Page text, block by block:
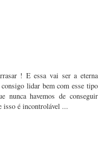
! E essa vai ser a eterna
lidar bem com esse tipo
nunca havemos de conseguir
isso é incontrolável ...